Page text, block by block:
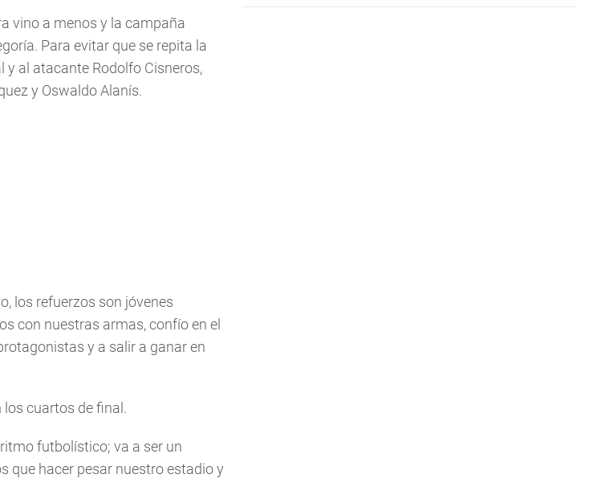
vino a menos y la campaña
Para evitar que se repita la
y al atacante Rodolfo Cisneros,
y Oswaldo Alanís.
los refuerzos son jóvenes
con nuestras armas, confío en el
y a salir a ganar en
los cuartos de final.
futbolístico; va a ser un
que hacer pesar nuestro estadio y